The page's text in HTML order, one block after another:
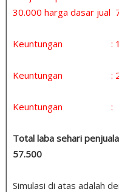
30.000 harga dasar jual
Keuntungan :
Keuntungan :
Keuntungan :
Total laba sehari
57.500
Simulasi di atas adalah